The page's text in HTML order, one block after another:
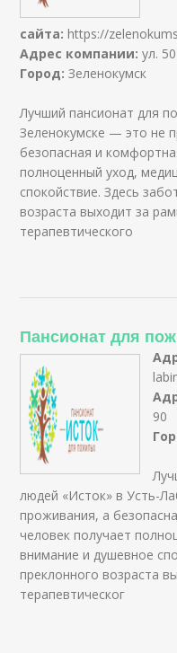
сайта: https://
Адрес компании:ул.
Город:Зеленокумск
Лучший пансионат для
Зеленокумске — это не
безопасная и
полноценный уход,
спокойствие. Здесь
возраста выходит за
терапевтического
Пансионат для
90
людей «Исток» в Усть-
проживания, а
человек получает
внимание и душевное
преклонного возраста
терапевтическог